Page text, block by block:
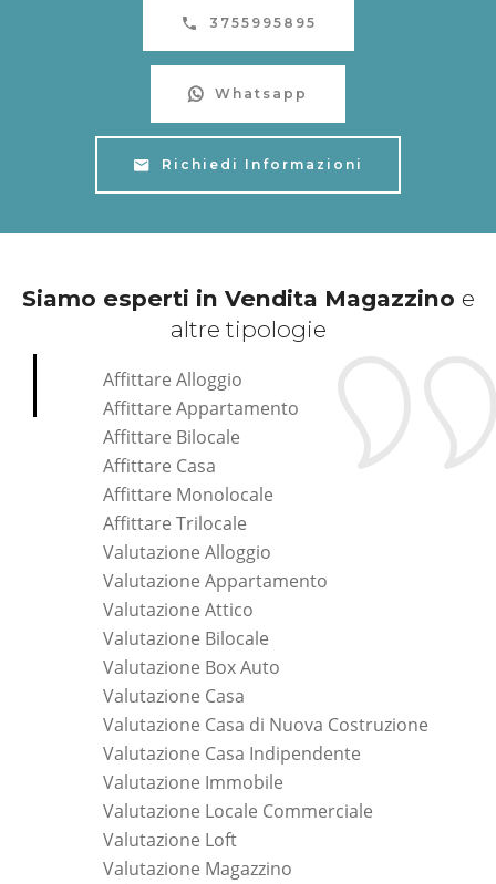
3755995895
Whatsapp
Richiedi Informazioni
Siamo esperti in Vendita Magazzino e
altre tipologie
Affittare Alloggio
Affittare Appartamento
Affittare Bilocale
Affittare Casa
Affittare Monolocale
Affittare Trilocale
Valutazione Alloggio
Valutazione Appartamento
Valutazione Attico
Valutazione Bilocale
Valutazione Box Auto
Valutazione Casa
Valutazione Casa di Nuova Costruzione
Valutazione Casa Indipendente
Valutazione Immobile
Valutazione Locale Commerciale
Valutazione Loft
Valutazione Magazzino